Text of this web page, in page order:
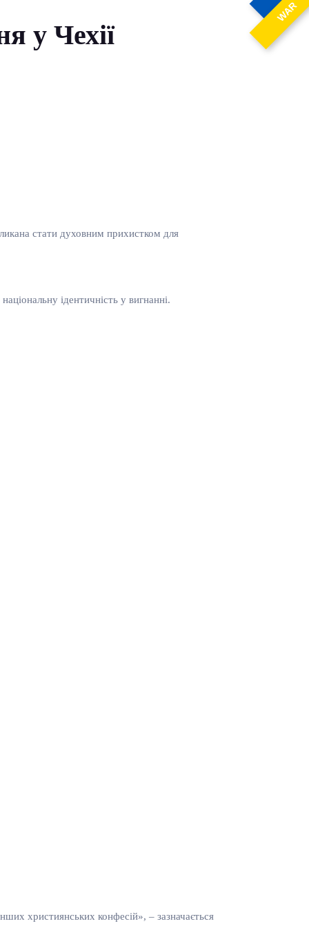
WAR
у Чехії
стати духовним прихистком для
ідентичність у вигнанні.
християнських конфесій», – зазначається